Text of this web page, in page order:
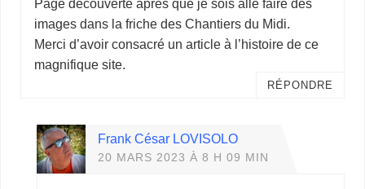
Page découverte après que je sois allé faire des
images dans la friche des Chantiers du Midi.
Merci d’avoir consacré un article à l’histoire de ce
magnifique site.
RÉPONDRE
Frank César LOVISOLO
20 MARS 2023 À 8 H 09 MIN